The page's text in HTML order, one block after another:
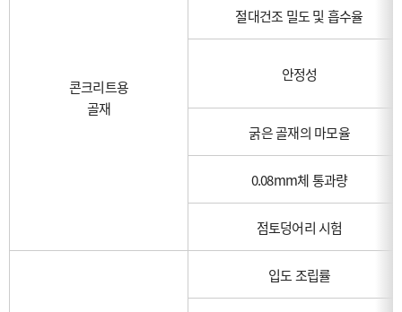
콘크리트용
골재
절대건조 밀도 및 흡수율
안정성
굵은 골재의 마모율
0.08mm체 통과량
점토덩어리 시험
입도 조립률